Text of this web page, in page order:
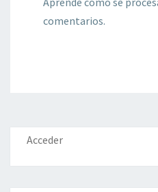
comentarios.
Acceder